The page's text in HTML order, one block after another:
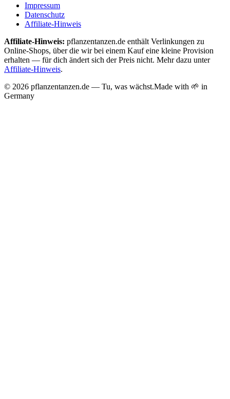
Impressum
Datenschutz
Affiliate-Hinweis
Affiliate-Hinweis: pflanzentanzen.de enthält Verlinkungen zu
Online-Shops, über die wir bei einem Kauf eine kleine Provision
erhalten — für dich ändert sich der Preis nicht. Mehr dazu unter
Affiliate-Hinweis.
© 2026 pflanzentanzen.de — Tu, was wächst.Made with 🌱 in
Germany